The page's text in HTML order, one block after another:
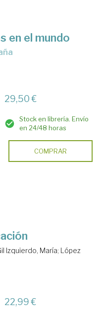
en el mundo
29,50 €
Stock en librería. Envío
en 24/48 horas
COMPRAR
Izquierdo, María; López
22,99 €